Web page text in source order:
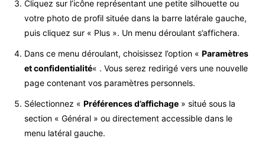
Cliquez sur l’icône représentant une petite silhouette ou
votre photo de profil située dans la barre latérale gauche,
puis cliquez sur « Plus ». Un menu déroulant s’affichera.
Dans ce menu déroulant, choisissez l’option « Paramètres
et confidentialité« . Vous serez redirigé vers une nouvelle
page contenant vos paramètres personnels.
Sélectionnez « Préférences d’affichage » situé sous la
section « Général » ou directement accessible dans le
menu latéral gauche.